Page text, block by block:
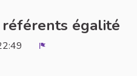
référents égalité